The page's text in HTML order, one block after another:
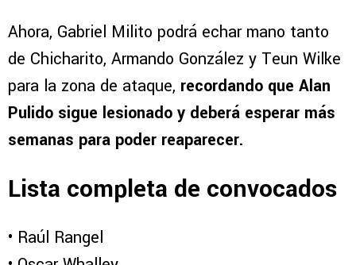
Ahora, Gabriel Milito podrá echar mano tanto
de Chicharito, Armando González y Teun Wilke
para la zona de ataque, recordando que Alan
Pulido sigue lesionado y deberá esperar más
semanas para poder reaparecer.
Lista completa de convocados
•⁠ ⁠Raúl Rangel